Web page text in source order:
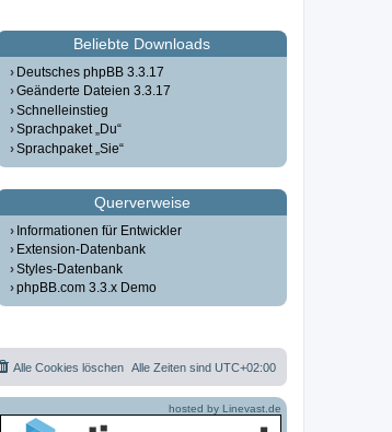
Beliebte Downloads
Deutsches phpBB 3.3.17
Geänderte Dateien 3.3.17
Schnelleinstieg
Sprachpaket „Du“
Sprachpaket „Sie“
Querverweise
Informationen für Entwickler
Extension-Datenbank
Styles-Datenbank
phpBB.com 3.3.x Demo
Alle Zeiten sind UTC+02:00
Alle Cookies löschen
hosted by Linevast.de